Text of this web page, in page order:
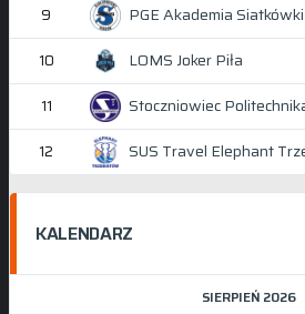
9 PGE Akademia
10 LOMS Joker Piła
11 Stoczniowiec
12 SUS Travel Elephant
KALENDARZ
SIERPIEŃ 2026